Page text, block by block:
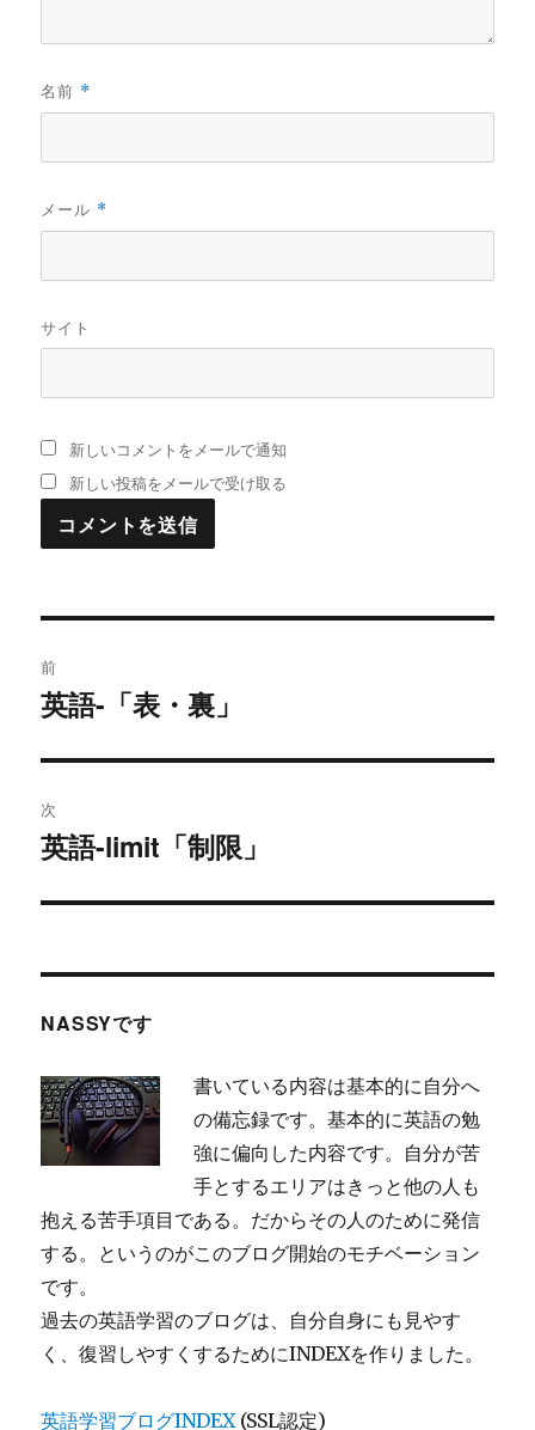
名前 *
メール *
サイト
新しいコメントをメールで通知
新しい投稿をメールで受け取る
稿
ビ
ゲ
ー
前
過
の
投
稿:
英語-「表・裏」
次
次
投
英語-limit「制限」
NASSYです
書いている内容は基本的に自分へ
の備忘録です。基本的に英語の勉
強に偏向した内容です。自分が苦
手とするエリアはきっと他の人も
抱える苦手項目である。だからその人のために発信
する。というのがこのブログ開始のモチベーション
です。
過去の英語学習のブログは、自分自身にも見やす
く、復習しやすくするためにINDEXを作りました。
英語学習ブログINDEX(SSL認定)